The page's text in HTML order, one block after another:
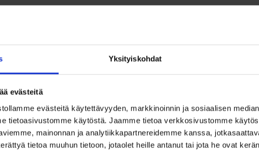
Yksityiskohdat
evästeitä
evästeitä käytettävyyden, markkinoinnin ja sosiaalisen
tietoasivustomme käytöstä. Jaamme tietoa verkkosivustomme
mainonnan ja analytiikkapartnereidemme kanssa,
tietoa muuhun tietoon, jotaolet heille antanut tai jota he ovat
Turvallisuutta ja tiedonkulkua
Kokonaisvaltainen lähestymistapa varmistaa, että ratkaisu palvelee